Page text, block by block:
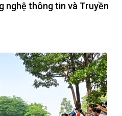
nghệ thông tin và Truyền